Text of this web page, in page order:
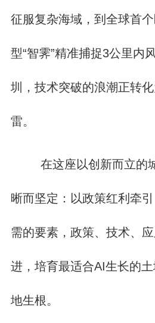
征服复杂海域，到全球首
型“智霁”精准捕捉3公里
圳，技术突破的浪潮正转
雷。
在这座以创新而立的
晰而坚定：以政策红利牵
需的要素，政策、技术、
进，培育最适合AI生长的
地生根。